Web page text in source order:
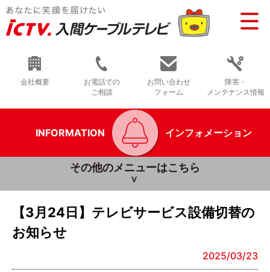
会社概要
お電話での
ご相談
お問い合わせ
フォーム
障害・
メンテナンス情報
INFORMATION インフォメーション
その他のメニューはこちら
【3月24日】テレビサービス設備切替の
お知らせ
2025/03/23